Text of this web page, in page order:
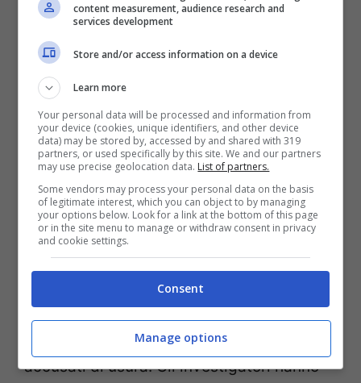
In tutto l’operazione tenuta oggi nella
Capitale
tutte membri del clan camorrista Senese,
uno dei gruppi più di cartello della
malavita romana. Oggi sono finite in
carcere 16 persone, mentre altre 6 sono
costrette ai domiciliari e altri 6 malavitosi
hanno avuto l’obbligo di dimora. Nel maxi
sequestro che ha coinvolto anche case e
appartamenti un totale di 15 milioni di euro
tra società e ristoranti. A Claudio e
Riccardo Cirinnà non è stata data
l’aggravante della mafia, ma sono stati
accusati di usura. Gli investigatori hanno
content measurement, audience research and
services development
Store and/or access information on a device
Learn more
Your personal data will be processed and information from
your device (cookies, unique identifiers, and other device
data) may be stored by, accessed by and shared with 319
partners, or used specifically by this site. We and our partners
may use precise geolocation data. List of partners.
Some vendors may process your personal data on the basis
of legitimate interest, which you can object to by managing
your options below. Look for a link at the bottom of this page
or in the site menu to manage or withdraw consent in privacy
and cookie settings.
Consent
Manage options